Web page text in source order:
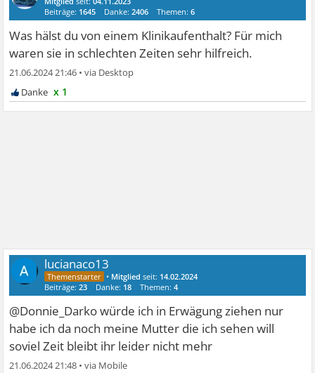
Beiträge: 1645 Danke:2406 Themen:6
Was hälst du von einem Klinikaufenthalt? Für mich
waren sie in schlechten Zeiten sehr hilfreich.
21.06.2024 21:46 •
x 1
lucianaco13
• Mitglied seit: 14.02.2024
Beiträge:23 Danke: 18 Themen:4
@Donnie_Darko würde ich in Erwägung ziehen nur
habe ich da noch meine Mutter die ich sehen will
soviel Zeit bleibt ihr leider nicht mehr
21.06.2024 21:48 •